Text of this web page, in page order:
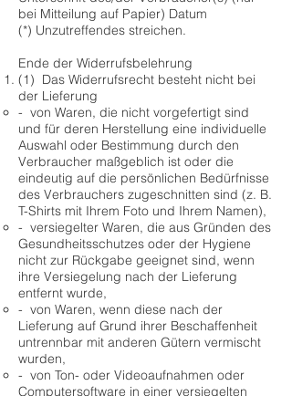
bei Mitteilung auf Papier) Datum
(*) Unzutreffendes streichen.
Ende der Widerrufsbelehrung
(1) Das Widerrufsrecht besteht nicht bei
der Lieferung
- von Waren, die nicht vorgefertigt sind
und für deren Herstellung eine individuelle
Auswahl oder Bestimmung durch den
Verbraucher maßgeblich ist oder die
eindeutig auf die persönlichen Bedürfnisse
des Verbrauchers zugeschnitten sind (z. B.
T-Shirts mit Ihrem Foto und Ihrem Namen),
- versiegelter Waren, die aus Gründen des
Gesundheitsschutzes oder der Hygiene
nicht zur Rückgabe geeignet sind, wenn
ihre Versiegelung nach der Lieferung
entfernt wurde,
- von Waren, wenn diese nach der
Lieferung auf Grund ihrer Beschaffenheit
untrennbar mit anderen Gütern vermischt
wurden,
- von Ton- oder Videoaufnahmen oder
Computersoftware in einer versiegelten